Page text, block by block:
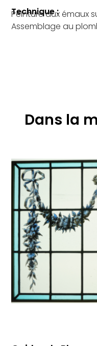
Technique :
Peinture aux émaux
Assemblage au
Dans la